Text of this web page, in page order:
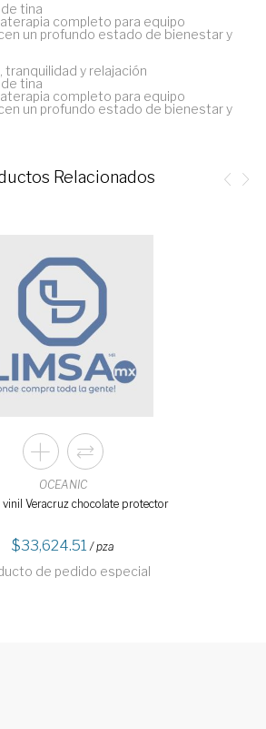
tina
completo para equipo
un profundo estado de bienestar y
tranquilidad y relajación
tina
completo para equipo
un profundo estado de bienestar y
Relacionados
OCEANIC
Veracruz chocolate protector
33,624.51 / pza
de pedido especial